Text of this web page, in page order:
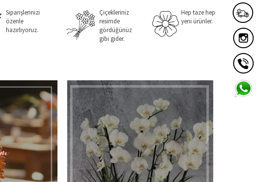
Hep taze hep
yeni ürünler.
Çiçekleriniz
resimde
gördüğünüz
gibi gider.
Siparişlerinizi
özenle
hazırlıyoruz.